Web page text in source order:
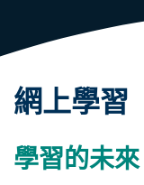
網上學習
學習的未